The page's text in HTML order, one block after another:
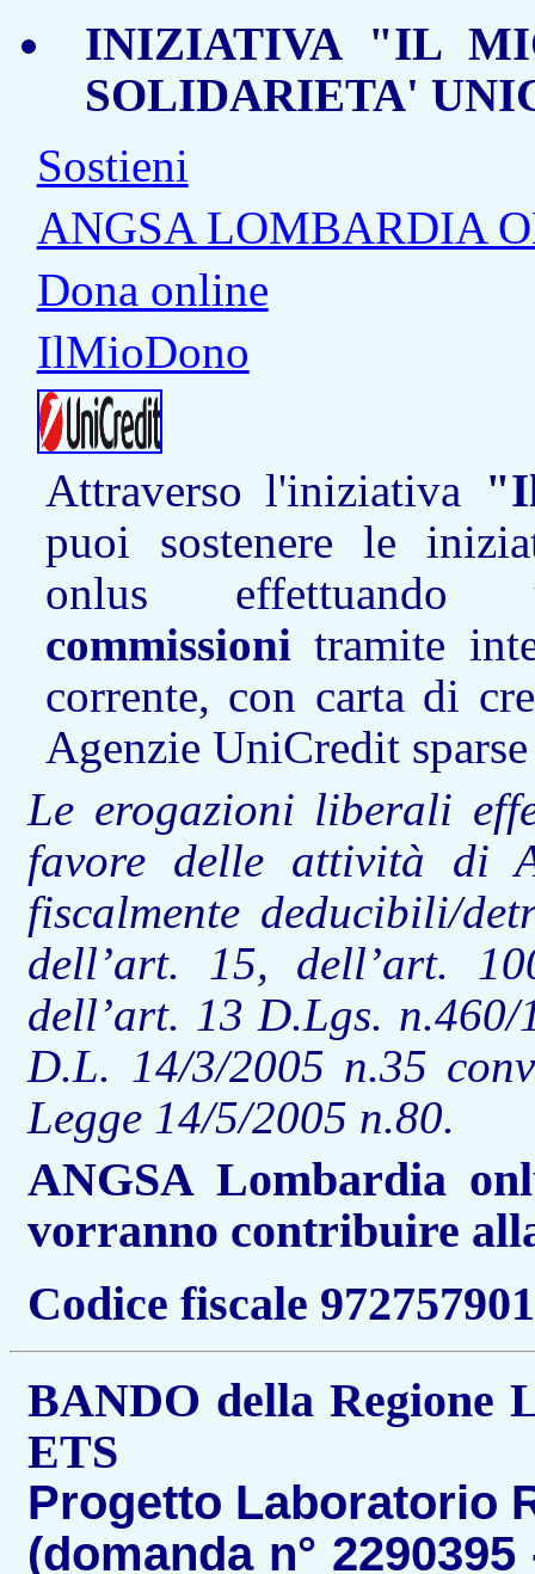
INIZIATIVA "IL
SOLIDARIETA'
Sostieni
ANGSA LOMBARDIA
Dona online
IlMioDono
Attraverso l'iniziativa
puoi sostenere le
onlus
commissioni tramite
corrente, con carta di
Agenzie UniCredit
Le erogazioni liberali
favore delle attività di
fiscalmente deducibili/
dell’art. 15, dell’art.
dell’art. 13 D.Lgs.
D.L. 14/3/2005 n.35
Legge 14/5/2005 n.80.
ANGSA Lombardia
vorranno contribuire
Codice fiscale
BANDO della Regione
ETS
Progetto Laboratorio
(domanda n°